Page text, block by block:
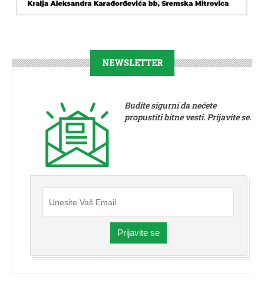
NEWSLETTER
Budite sigurni da nećete
propustiti bitne vesti. Prijavite se.
Prijavite se